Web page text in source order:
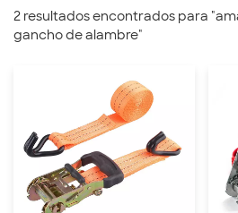
2 resultados encontrados para
gancho de alambre"